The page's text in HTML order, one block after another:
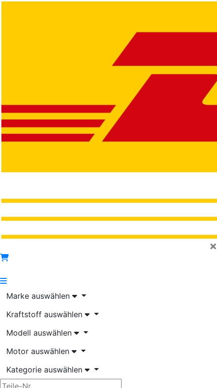
×
Marke auswählen
Kraftstoff auswählen
Modell auswählen
Motor auswählen
Kategorie auswählen